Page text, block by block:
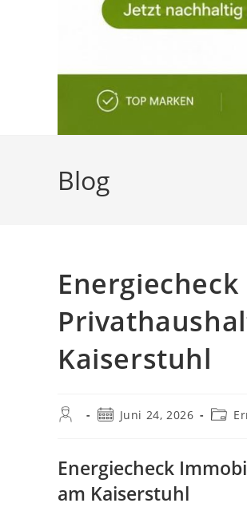
Blog
Kaiserstuhl
Beitrags-BeitragJuni 24, 2026
Energiecheck
am Kaiserstuhl